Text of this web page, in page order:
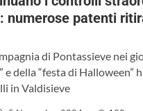
numerose patenti
di Pontassieve nei
e della “festa di Halloween”
in Valdisieve